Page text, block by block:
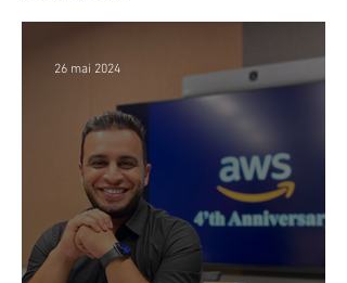
26 mai 2024